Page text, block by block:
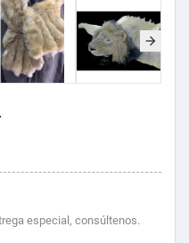
especial, consúltenos.